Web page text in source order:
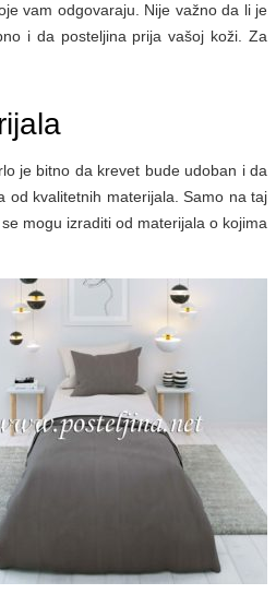
vam odgovaraju. Nije važno da li je
i da posteljina prija vašoj koži. Za
je bitno da krevet bude udoban i da
od kvalitetnih materijala. Samo na taj
mogu izraditi od materijala o kojima